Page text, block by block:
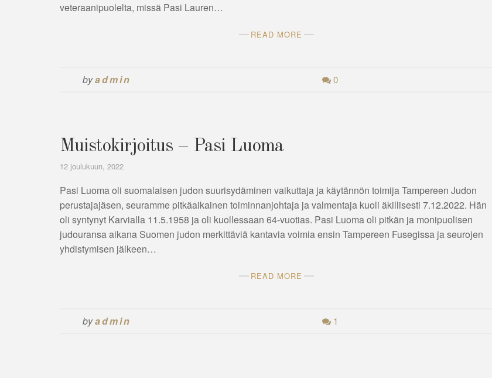
veteraanipuolelta, missä Pasi Lauren…
READ MORE
byadmin 0
Muistokirjoitus – Pasi Luoma
12 joulukuun, 2022
Pasi Luoma oli suomalaisen judon suurisydäminen vaikuttaja ja käytännön toimija Tampereen Judon
perustajajäsen, seuramme pitkäaikainen toiminnanjohtaja ja valmentaja kuoli äkillisesti 7.12.2022. Hän
oli syntynyt Karvialla 11.5.1958 ja oli kuollessaan 64-vuotias. Pasi Luoma oli pitkän ja monipuolisen
judouransa aikana Suomen judon merkittäviä kantavia voimia ensin Tampereen Fusegissa ja seurojen
yhdistymisen jälkeen…
READ MORE
byadmin 1